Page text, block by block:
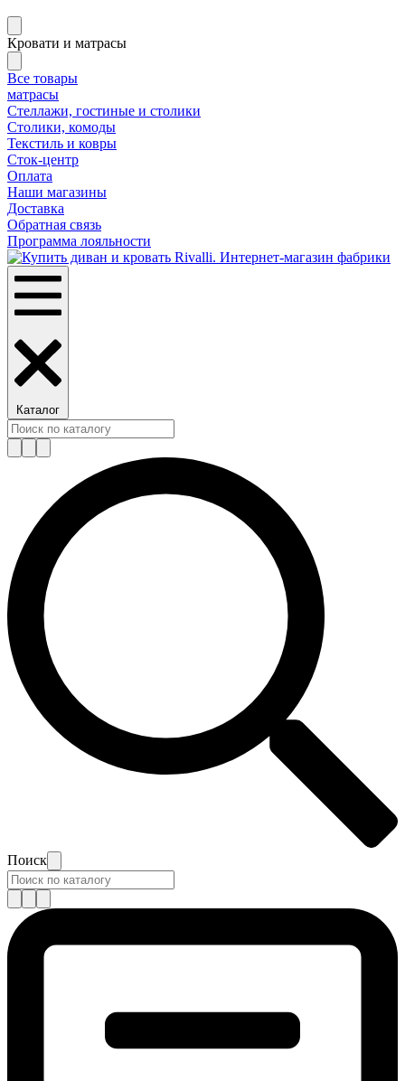
Кровати и матрасы
Все товары
матрасы
Стеллажи, гостиные и столики
Столики, комоды
Текстиль и ковры
Сток-центр
Оплата
Наши магазины
Доставка
Обратная связь
Программа лояльности
Каталог
Поиск